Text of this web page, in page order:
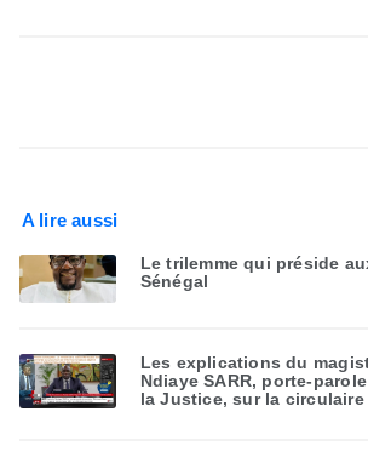
A lire aussi
Le trilemme qui préside
Sénégal
Les explications du
Ndiaye SARR, porte-
la Justice, sur la